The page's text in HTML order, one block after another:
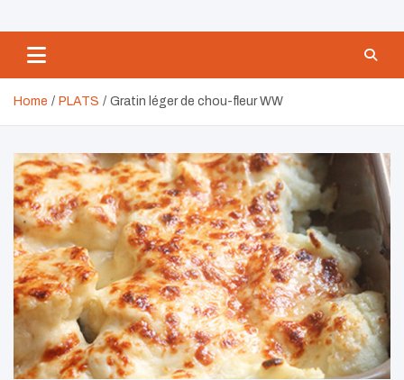
Home PLATS Gratin léger de chou-fleur WW